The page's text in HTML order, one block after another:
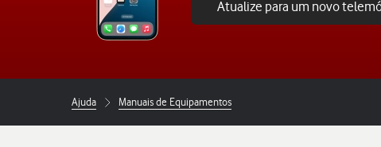
Atualize para um novo
Ajuda Manuais de Equipamentos